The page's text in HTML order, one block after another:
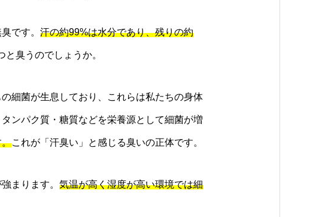
です。 汗の約99%は水分であり、残りの約
臭うのでしょうか。
細菌が生息しており、これらは私たちの身体
ンパク質・糖質などを栄養源として細菌が増
。これが「汗臭い」と感じる臭いの正体です。
まります。 気温が高く湿度が高い環境では細